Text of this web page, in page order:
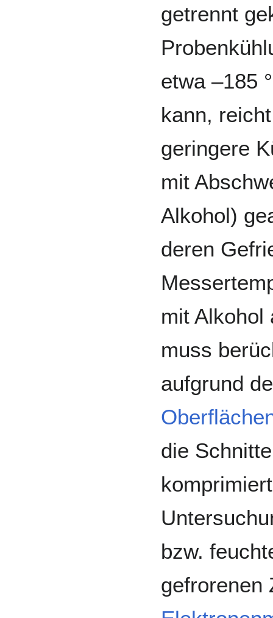
getrennt
etwa –185
kann,
geringere
mit
Alkohol)
deren
mit Alkohol
muss
aufgrund
die
bzw.
gefrorenen